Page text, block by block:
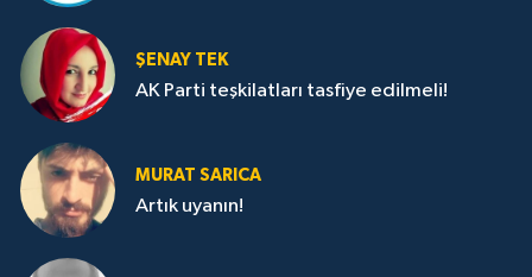
ŞENAY TEK
AK Parti teşkilatları tasfiye edilmeli!
MURAT SARICA
Artık uyanın!